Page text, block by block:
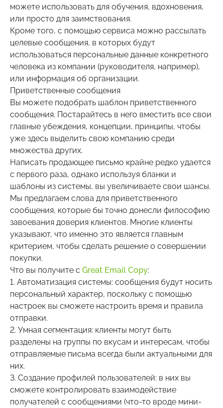
можете использовать для обучения, вдохновения,
или просто для заимствования.
Кроме того, с помощью сервиса можно рассылать
целевые сообщения, в которых будут
использоваться персональные данные конкретного
человека из компании (руководителя, например),
или информация об организации.
Приветственные сообщения
Вы можете подобрать шаблон приветственного
сообщения. Постарайтесь в него вместить все свои
главные убеждения, концепции, принципы, чтобы
уже здесь выделить свою компанию среди
множества других.
Написать продающее письмо крайне редко удается
с первого раза, однако используя бланки и
шаблоны из системы, вы увеличиваете свои шансы.
Мы предлагаем слова для приветственного
сообщения, которые бы точно донесли философию
завоевания доверия клиентов. Многие клиенты
указывают, что именно это является главным
критерием, чтобы сделать решение о совершении
покупки.
Что вы получите с Great Email Copy:
1. Автоматизация системы: сообщения будут носить
персональный характер, поскольку с помощью
настроек вы сможете настроить время и правила
отправки.
2. Умная сегментация: клиенты могут быть
разделены на группы по вкусам и интересам, чтобы
отправляемые письма всегда были актуальными для
них.
3. Создание профилей пользователей: в них вы
сможете контролировать взаимодействие
получателей с сообщениями (что-то вроде мини-